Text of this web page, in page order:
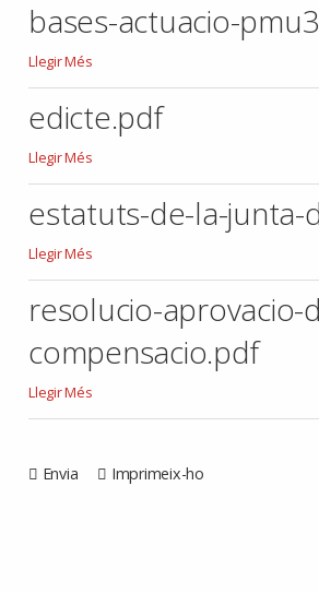
grafica.pdf
-bases-actuacio-
bases-
pmu3.pdf
-
Llegir Més
edicte.pdf
edicte.pdf
Llegir Més
estatuts-de-la-junta-
estatuts-
junta-
compensacio-
pmu-
3.pdf
Llegir Més
resolucio-aprovacio-
compensacio.pdf
resolucio-
i-
Llegir Més
Envia Imprimeix-ho